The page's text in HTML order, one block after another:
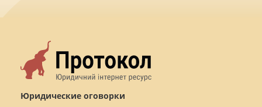
Юридические оговорки